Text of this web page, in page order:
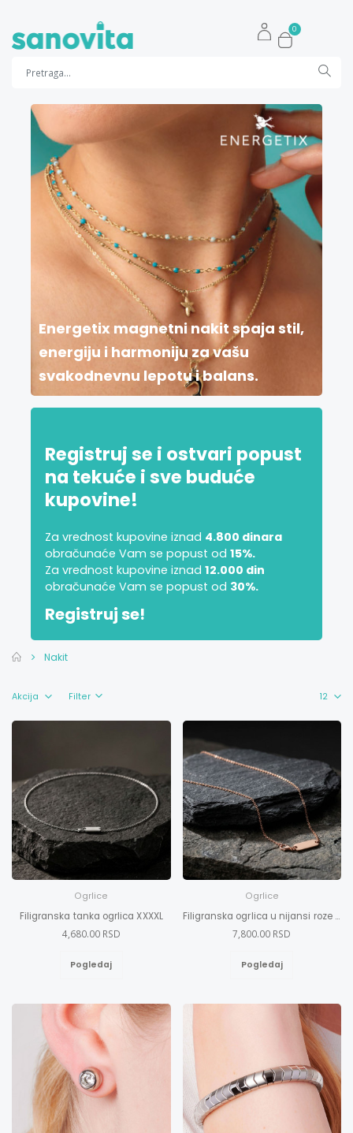
0
Energetix magnetni nakit spaja stil,
energiju i harmoniju za vašu
svakodnevnu lepotu i balans.
Registruj se i ostvari popust
na tekuće i sve buduće
kupovine!
Za vrednost kupovine iznad 4.800 dinara
obračunaće Vam se popust od 15%.
Za vrednost kupovine iznad 12.000 din
obračunaće Vam se popust od 30%.
Registruj se!
Nakit
Filter
Ogrlice
Filigranska tanka ogrlica XXXXL
4,680.00 RSD
Pogledaj
Ogrlice
Filigranska ogrlica u nijansi roze zlata XXXXL
7,800.00 RSD
Pogledaj